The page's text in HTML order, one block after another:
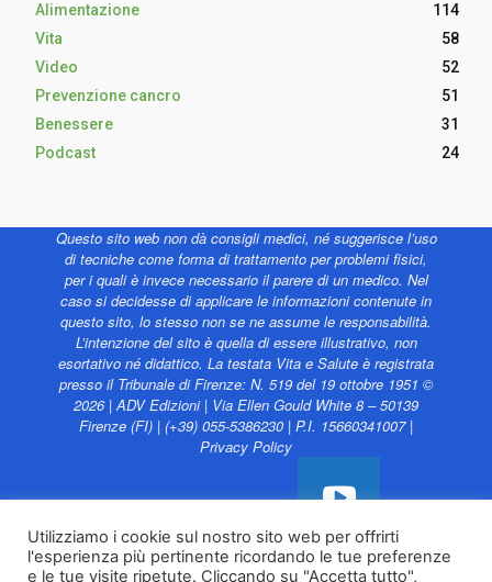
Alimentazione
114
Vita
58
Video
52
Prevenzione cancro
51
Benessere
31
Podcast
24
Questo sito web non dà consigli medici, né suggerisce l’uso
di tecniche come forma di trattamento per problemi fisici,
per i quali è invece necessario il parere di un medico. Nel
caso si decidesse di applicare le informazioni contenute in
questo sito, lo stesso non se ne assume le responsabilità.
L’intenzione del sito è quella di essere illustrativo, non
esortativo né didattico. La testata Vita e Salute è registrata
presso il Tribunale di Firenze: N. 519 del 19 ottobre 1951 ©
2026 | ADV Edizioni | Via Ellen Gould White 8 – 50139
Firenze (FI) | (+39) 055-5386230 | P.I. 15660341007 |
Privacy Policy
Vita e Salute web è
Utilizziamo i cookie sul nostro sito web per offrirti
l'esperienza più pertinente ricordando le tue preferenze
e le tue visite ripetute. Cliccando su "Accetta tutto",